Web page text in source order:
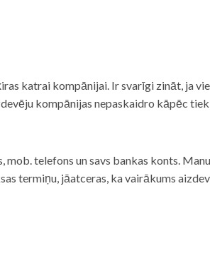
katrai kompānijai. Ir svarīgi zināt, ja
kompānijas nepaskaidro kāpēc
telefons un savs bankas konts.
termiņu, jāatceras, ka vairākums